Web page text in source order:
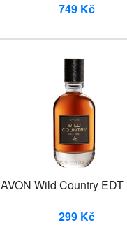
749 Kč
AVON Wild Country EDT
299 Kč